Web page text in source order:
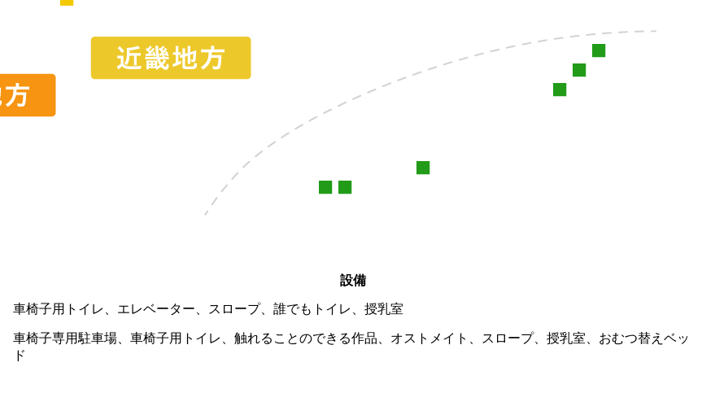
設備
車椅子用トイレ、 エレベーター、 スロープ、 誰でもトイレ、 授乳室
車椅子専用駐車場、 車椅子用トイレ、 触れることのできる作品、 オストメイト、 スロープ、 授乳室、 おむつ替えベッ
ド